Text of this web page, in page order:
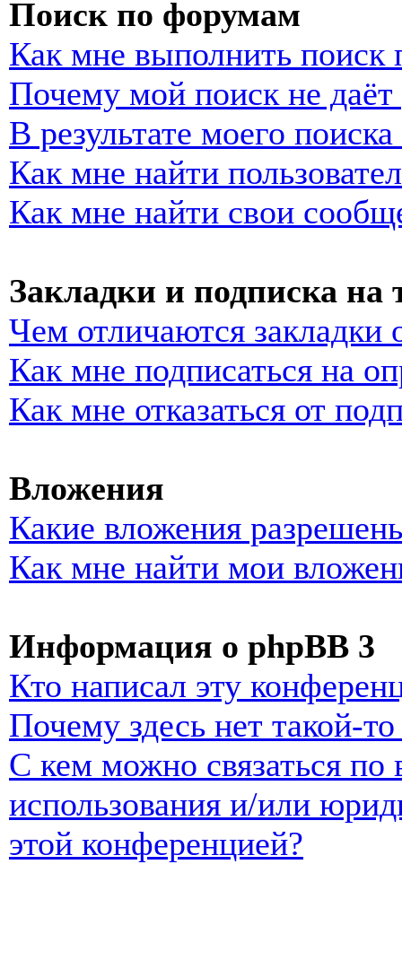
Поиск по форумам
Как мне выполнить
Почему мой поиск не даёт
В результате моего
Как мне найти
Как мне найти свои
Закладки и подписка на
Чем отличаются закладки
Как мне подписаться на
Как мне отказаться от
Вложения
Какие вложения
Как мне найти мои
Информация о phpBB 3
Кто написал эту
Почему здесь нет такой-
С кем можно связаться по
использования и/или
этой конференцией?